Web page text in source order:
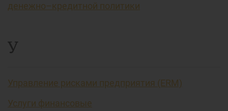
денежно–кредитной политики
У
Управление рисками предприятия (ERM)
Услуги финансовые